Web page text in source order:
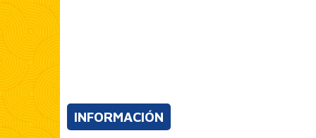
INFORMACIÓN